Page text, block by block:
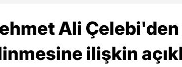
Ali Çelebi'den
ilişkin